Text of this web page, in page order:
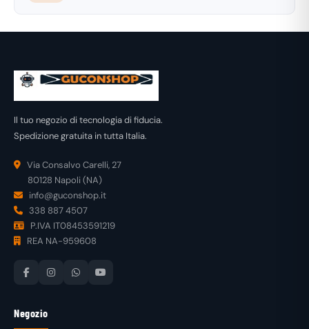
Il tuo negozio di tecnologia di fiducia.
Spedizione gratuita in tutta Italia.
Via Consalvo Carelli, 27
80128 Napoli (NA)
info@guconshop.it
338 887 4507
P.IVA IT08453591219
REA NA-959608
Negozio